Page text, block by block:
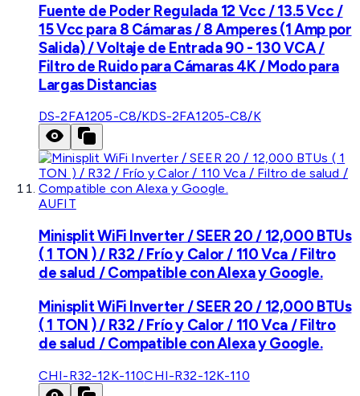
Fuente de Poder Regulada 12 Vcc / 13.5 Vcc /
15 Vcc para 8 Cámaras / 8 Amperes (1 Amp por
Salida) / Voltaje de Entrada 90 - 130 VCA /
Filtro de Ruido para Cámaras 4K / Modo para
Largas Distancias
DS-2FA1205-C8/KDS-2FA1205-C8/K
AUFIT
Minisplit WiFi Inverter / SEER 20 / 12,000 BTUs
( 1 TON ) / R32 / Frío y Calor / 110 Vca / Filtro
de salud / Compatible con Alexa y Google.
Minisplit WiFi Inverter / SEER 20 / 12,000 BTUs
( 1 TON ) / R32 / Frío y Calor / 110 Vca / Filtro
de salud / Compatible con Alexa y Google.
CHI-R32-12K-110CHI-R32-12K-110